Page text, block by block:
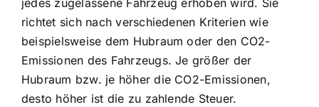
richtet sich nach verschiedenen Kriterien wie
beispielsweise dem Hubraum oder den CO2-
Emissionen des Fahrzeugs. Je größer der
Hubraum bzw. je höher die CO2-Emissionen,
desto höher ist die zu zahlende Steuer.